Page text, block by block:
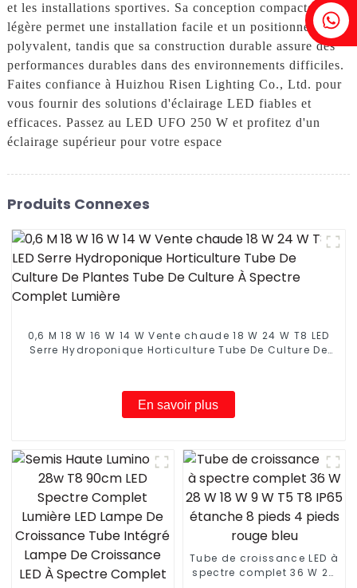
Tobin : +86 18818667168
et les installations sportives. Sa conception compacte et
légère permet une installation facile et un positionnement
polyvalent, tandis que sa construction durable assure des
performances durables dans des environnements difficiles.
Faites confiance à Huizhou Risen Lighting Co., Ltd. pour
vous fournir des solutions d'éclairage LED fiables et
efficaces. Passez au LED UFO 250 W et profitez d'un
éclairage supérieur pour votre espace
Produits Connexes
0,6 M 18 W 16 W 14 W Vente chaude 18 W 24 W T8 LED
Serre Hydroponique Horticulture Tube De Culture De
En savoir plus
Tube de croissance LED à
spectre complet 36 W 28